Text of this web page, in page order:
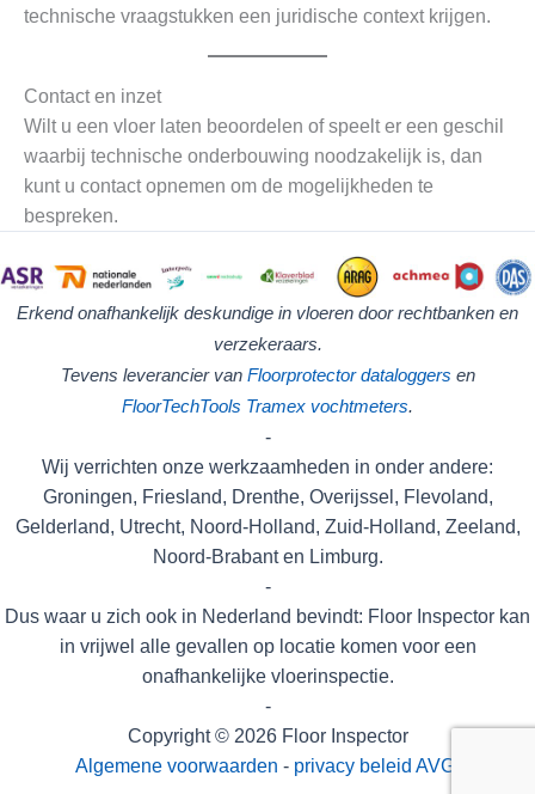
technische vraagstukken een juridische context krijgen.
Contact en inzet
Wilt u een vloer laten beoordelen of speelt er een geschil
waarbij technische onderbouwing noodzakelijk is, dan
kunt u contact opnemen om de mogelijkheden te
bespreken.
Erkend onafhankelijk deskundige in vloeren door rechtbanken en
verzekeraars.
Tevens leverancier van Floorprotector dataloggers en
FloorTechTools Tramex vochtmeters.
-
Wij verrichten onze werkzaamheden in onder andere:
Groningen, Friesland, Drenthe, Overijssel, Flevoland,
Gelderland, Utrecht, Noord-Holland, Zuid-Holland, Zeeland,
Noord-Brabant en Limburg.
-
Dus waar u zich ook in Nederland bevindt: Floor Inspector kan
in vrijwel alle gevallen op locatie komen voor een
onafhankelijke vloerinspectie.
-
Copyright © 2026 Floor Inspector
Algemene voorwaarden - privacy beleid AVG